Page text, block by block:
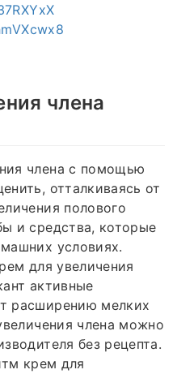
члена
члена с помощью
отталкиваясь от
полового
и средства, которые
условиях.
для увеличения
активные
расширению мелких
члена можно
без рецепта.
крем для